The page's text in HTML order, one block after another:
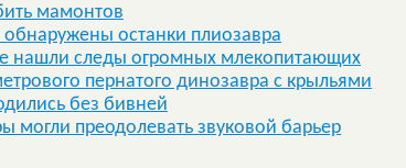
мамонтов
обнаружены останки плиозавра
нашли следы огромных млекопитающих
пернатого динозавра с крыльями
без бивней
могли преодолевать звуковой барьер